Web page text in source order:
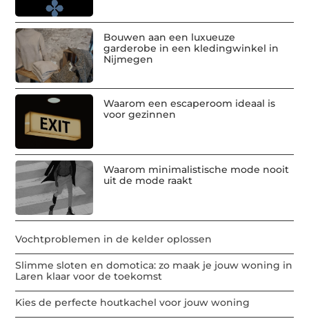
Bouwen aan een luxueuze
garderobe in een kledingwinkel in
Nijmegen
Waarom een escaperoom ideaal is
voor gezinnen
Waarom minimalistische mode nooit
uit de mode raakt
Vochtproblemen in de kelder oplossen
Slimme sloten en domotica: zo maak je jouw woning in
Laren klaar voor de toekomst
Kies de perfecte houtkachel voor jouw woning